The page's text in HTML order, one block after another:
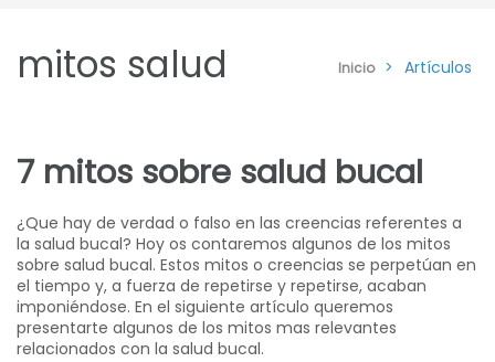
mitos salud Inicio > Artículos
7 mitos sobre salud bucal
¿Que hay de verdad o falso en las creencias referentes a
la salud bucal? Hoy os contaremos algunos de los mitos
sobre salud bucal. Estos mitos o creencias se perpetúan en
el tiempo y, a fuerza de repetirse y repetirse, acaban
imponiéndose. En el siguiente artículo queremos
presentarte algunos de los mitos mas relevantes
relacionados con la salud bucal.